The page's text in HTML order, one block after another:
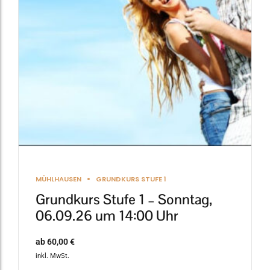
MÜHLHAUSEN GRUNDKURS STUFE 1
Grundkurs Stufe 1 – Sonntag,
06.09.26 um 14:00 Uhr
ab60,00€
inkl. MwSt.